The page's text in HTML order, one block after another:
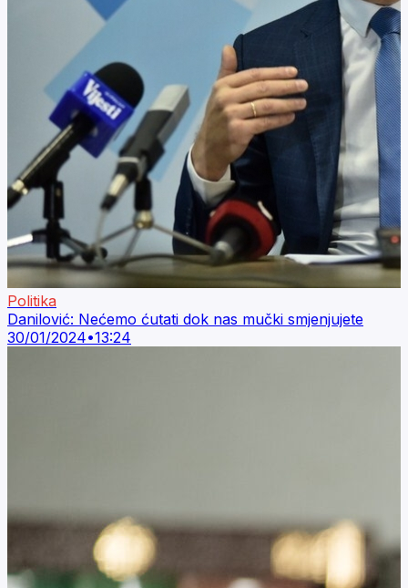
Politika
Danilović: Nećemo ćutati dok nas mučki smjenjujete
30/01/2024•13:24